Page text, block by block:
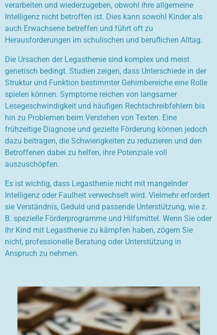
verarbeiten und wiederzugeben, obwohl ihre allgemeine
Intelligenz nicht betroffen ist. Dies kann sowohl Kinder als
auch Erwachsene betreffen und führt oft zu
Herausforderungen im schulischen und beruflichen Alltag.
Die Ursachen der Legasthenie sind komplex und meist
genetisch bedingt. Studien zeigen, dass Unterschiede in der
Struktur und Funktion bestimmter Gehirnbereiche eine Rolle
spielen können. Symptome reichen von langsamer
Lesegeschwindigkeit und häufigen Rechtschreibfehlern bis
hin zu Problemen beim Verstehen von Texten. Eine
frühzeitige Diagnose und gezielte Förderung können jedoch
dazu beitragen, die Schwierigkeiten zu reduzieren und den
Betroffenen dabei zu helfen, ihre Potenziale voll
auszuschöpfen.
Es ist wichtig, dass Legasthenie nicht mit mangelnder
Intelligenz oder Faulheit verwechselt wird. Vielmehr erfordert
sie Verständnis, Geduld und passende Unterstützung, wie z.
B. spezielle Förderprogramme und Hilfsmittel. Wenn Sie oder
Ihr Kind mit Legasthenie zu kämpfen haben, zögern Sie
nicht, professionelle Beratung oder Unterstützung in
Anspruch zu nehmen.